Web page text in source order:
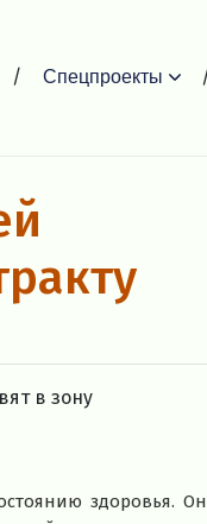
Спецпроекты
в зону
здоровья. Он